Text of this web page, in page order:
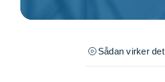
Sådan virker det